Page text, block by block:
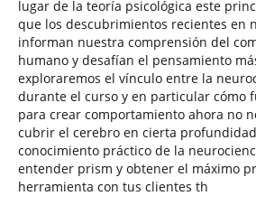
lugar de la teoría psicológica este
que los descubrimientos recientes en
informan nuestra comprensión del
humano y desafían el pensamiento
exploraremos el vínculo entre la
durante el curso y en particular cómo
para crear comportamiento ahora no
cubrir el cerebro en cierta
conocimiento práctico de la
entender prism y obtener el máximo
herramienta con tus clientes th